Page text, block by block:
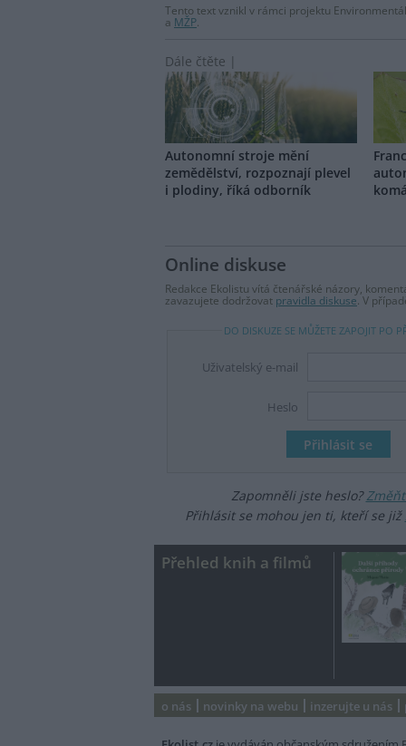
Tento text vznikl v rámci projektu
a MŽP
Dále čtěte |
Autonomní stroje mění
zemědělství, rozpoznají plevel
i plodiny, říká odborník
Online diskuse
Redakce Ekolistu vítá čtenářské názory,
zavazujete dodržovat pravidla diskuse . V
DO DISKUZE SE MŮŽETE ZAPOJIT PO
Uživatelský e-mail
Heslo
Zapomněli jste heslo?
Přihlásit se mohou jen ti, kteří se již
Přehled knih a filmů
o nás novinky na webu inzerujte u nás